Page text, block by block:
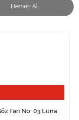
Hemen Al
Farı No: 03 Luna